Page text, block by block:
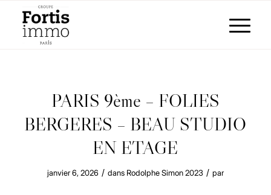
PARIS 9ème – FOLIES
BERGERES – BEAU STUDIO
EN ETAGE
janvier 6, 2026 / dans Rodolphe Simon2023 / par